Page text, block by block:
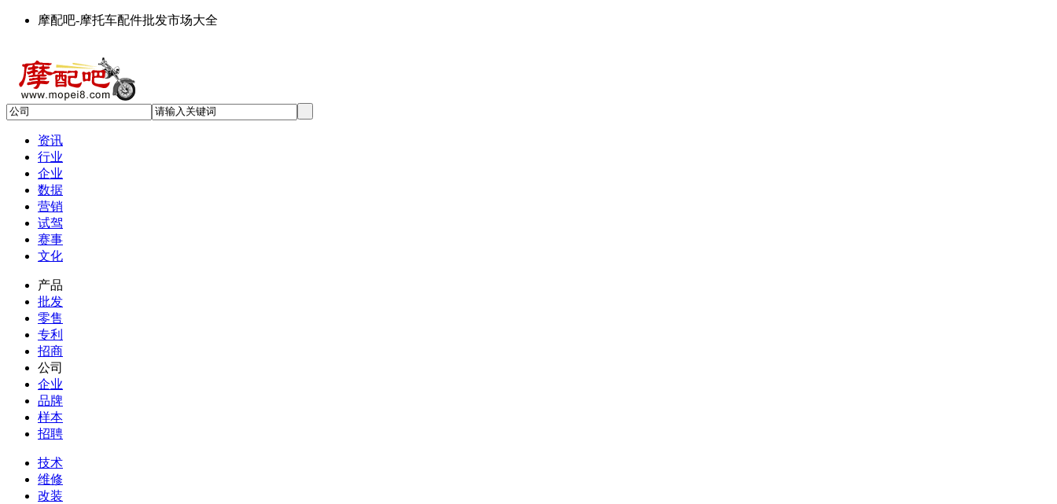
摩配吧-摩托车配件批发市场大全
资讯
行业
企业
数据
营销
试驾
赛事
文化
产品
批发
零售
专利
招商
公司
企业
品牌
样本
招聘
技术
维修
改装